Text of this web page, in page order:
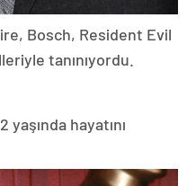
Bosch, Resident Evil
tanınıyordu.
yaşında hayatını